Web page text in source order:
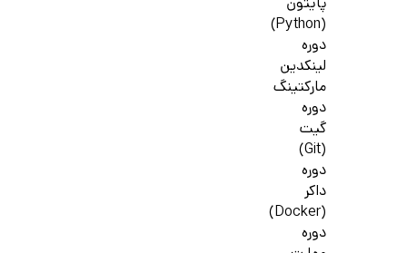
پایتون
(Python)
دوره
لینکدین
مارکتینگ
دوره
گیت
(Git)
دوره
داکر
(Docker)
دوره